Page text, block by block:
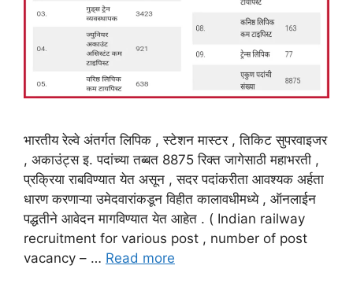
भारतीय रेल्वे अंतर्गत लिपिक , स्टेशन मास्टर , तिकिट सुपरवाइजर
, अकाउंट्स इ. पदांच्या तब्बत 8875 रिक्त जागेसाठी महाभरती ,
प्रक्रिया राबविण्यात येत असून , सदर पदांकरीता आवश्यक अर्हता
धारण करणाऱ्या उमेदवारांकडून विहीत कालावधीमध्ये , ऑनलाईन
पद्धतीने आवेदन मागविण्यात येत आहेत . ( Indian railway
recruitment for various post , number of post
vacancy – … Read more